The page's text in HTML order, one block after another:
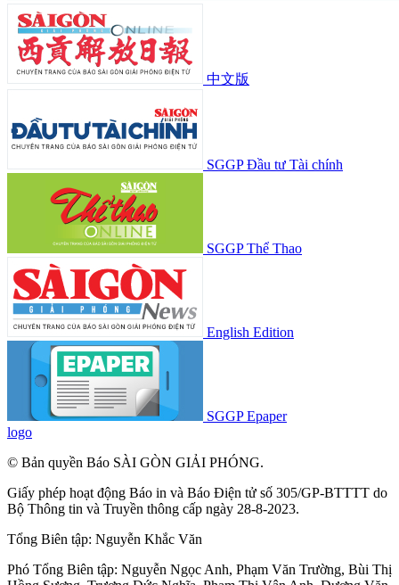
中文版
SGGP Đầu tư Tài chính
SGGP Thể Thao
English Edition
SGGP Epaper
logo
© Bản quyền Báo SÀI GÒN GIẢI PHÓNG.
Giấy phép hoạt động Báo in và Báo Điện tử số 305/GP-BTTTT do
Bộ Thông tin và Truyền thông cấp ngày 28-8-2023.
Tổng Biên tập: Nguyễn Khắc Văn
Phó Tổng Biên tập: Nguyễn Ngọc Anh, Phạm Văn Trường, Bùi Thị